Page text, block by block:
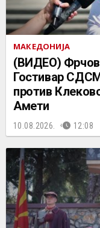
МАКЕДОНИЈА
(ВИДЕО)
Гостивар СДСМ
против
Амети
10.08.2026. 12:08